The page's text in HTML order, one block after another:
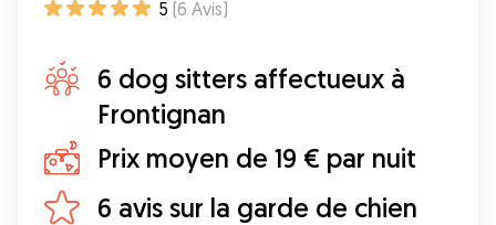
5 (6 Avis)
6 dog sitters affectueux à
Frontignan
Prix moyen de 19 € par nuit
6 avis sur la garde de chien